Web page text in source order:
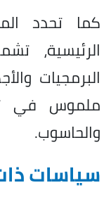
كما تحدد
الرئيسية،
البرمجيات
ملموس في
والحاسوب.
سياسات